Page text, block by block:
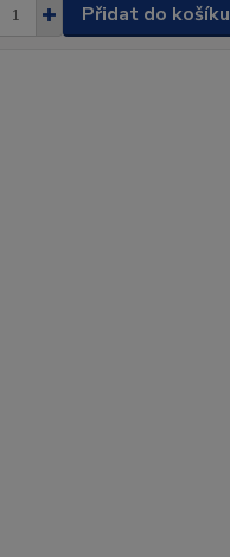
Přidat do košíku